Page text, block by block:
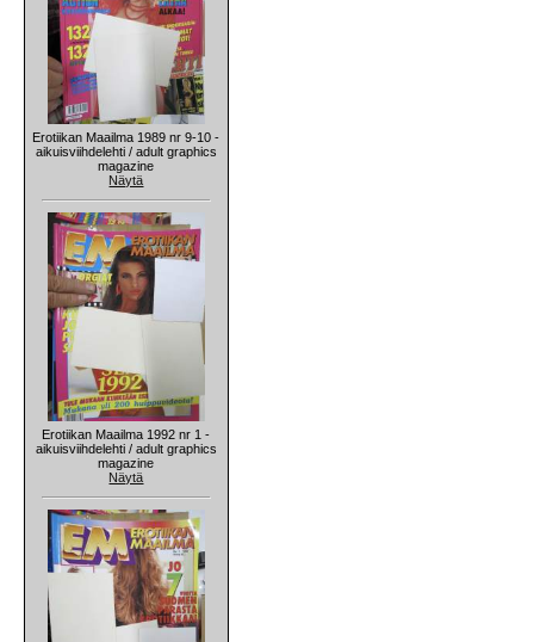
Erotiikan Maailma 1989 nr 9-10 -
aikuisviihdelehti / adult graphics
magazine
Näytä
Erotiikan Maailma 1992 nr 1 -
aikuisviihdelehti / adult graphics
magazine
Näytä